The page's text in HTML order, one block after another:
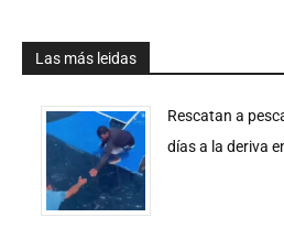
Las más leidas
Rescatan a
días a la deriva